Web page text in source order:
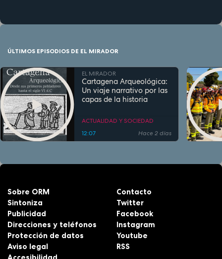
ÚLTIMOS EPISODIOS DE EL MIRADOR
EL MIRADOR
Cartagena Arqueológica:
Un viaje narrativo por las
capas de la historia
ACTUALIDAD Y SOCIEDAD
12:07
Hace 2 días
Sobre ORM
Sintoniza
Publicidad
Direcciones y teléfonos
Protección de datos
Aviso legal
Contacto
Twitter
Facebook
Instagram
Youtube
RSS